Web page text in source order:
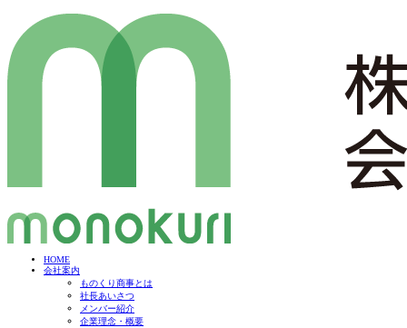
HOME
会社案内
ものくり商事とは
社長あいさつ
メンバー紹介
企業理念・概要